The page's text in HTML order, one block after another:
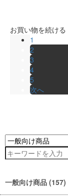
お買い物を続ける
1
2
3
4
5
次へ
一般向け商品 (157)